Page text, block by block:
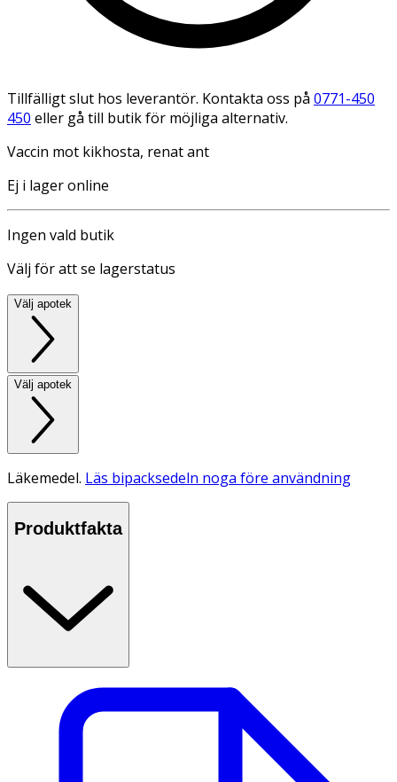
Tillfälligt slut hos leverantör. Kontakta oss på 0771-450
450 eller gå till butik för möjliga alternativ.
Vaccin mot kikhosta, renat ant
Ej i lager online
Ingen vald butik
Välj för att se lagerstatus
Välj apotek
Välj apotek
Läkemedel. Läs bipacksedeln noga före användning
Produktfakta